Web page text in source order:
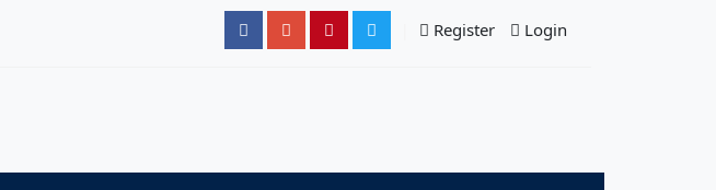
Register Login